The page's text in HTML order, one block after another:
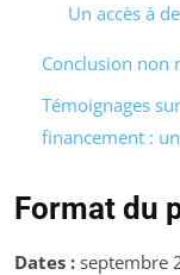
Un accès à
Conclusion non
Témoignages
financement :
Format du
Dates : septembre